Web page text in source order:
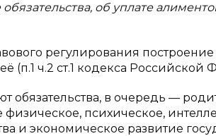
об уплате
регулирования
(п.1 ч.2 ст.1 кодекса
обязательства, в очередь —
психическое,
и экономическое развитие